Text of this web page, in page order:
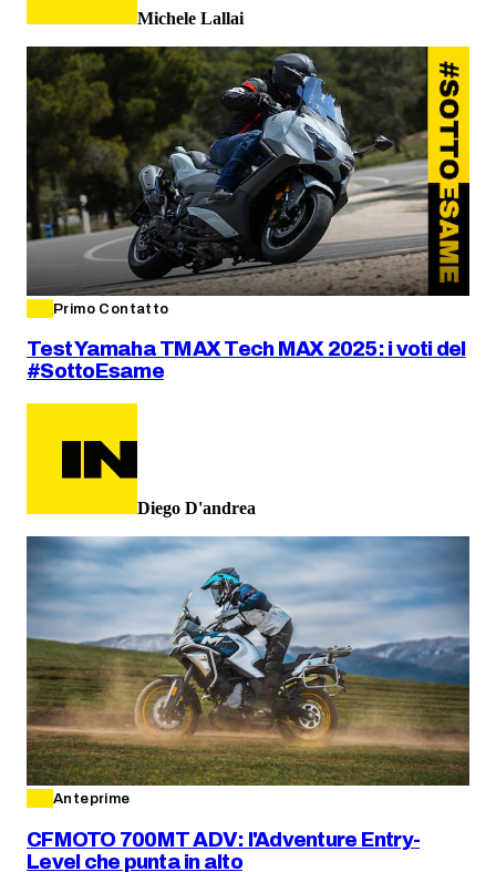
Michele Lallai
Primo Contatto
Test Yamaha TMAX Tech MAX 2025: i voti del
#SottoEsame
Diego D'andrea
Anteprime
CFMOTO 700MT ADV: l'Adventure Entry-
Level che punta in alto